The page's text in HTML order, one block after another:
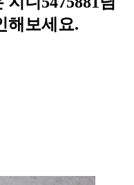
해보세요.